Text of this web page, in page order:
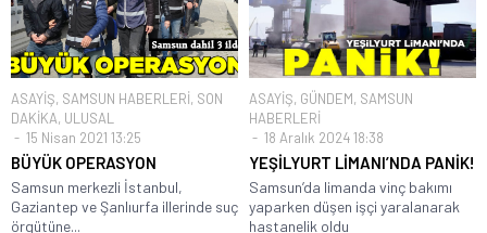
ASAYİŞ, SAMSUN HABERLERİ, SON
DAKİKA, ULUSAL
15 Nisan 2021 13:25
BÜYÜK OPERASYON
Samsun merkezli İstanbul,
Gaziantep ve Şanlıurfa illerinde suç
örgütüne...
ASAYİŞ, GÜNDEM, SAMSUN
HABERLERİ
18 Aralık 2024 18:38
YEŞİLYURT LİMANI’NDA PANİK!
Samsun’da limanda vinç bakımı
yaparken düşen işçi yaralanarak
hastanelik oldu